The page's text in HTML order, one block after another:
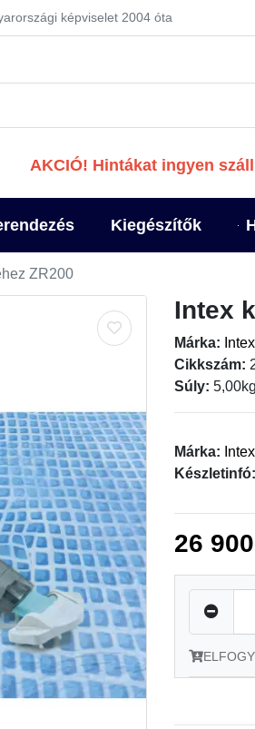
képviselet 2004 óta
AKCIÓ! Hintákat ingyen
Kiegészítők
ZR200
Intex
Márka: Intex
Cikkszám:
Súly: 5,00kg
Márka: Intex
Készletinfó:
26